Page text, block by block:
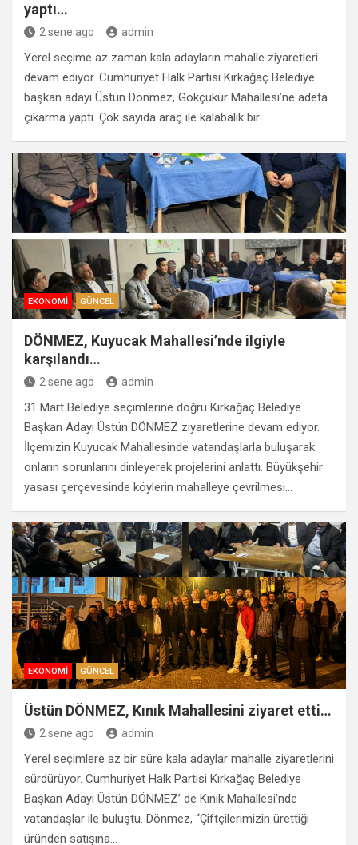
yaptı…
2 sene ago admin
Yerel seçime az zaman kala adayların mahalle ziyaretleri
devam ediyor. Cumhuriyet Halk Partisi Kırkağaç Belediye
başkan adayı Üstün Dönmez, Gökçukur Mahallesi’ne adeta
çıkarma yaptı. Çok sayıda araç ile kalabalık bir…
EKONOMI GÜNCEL
DÖNMEZ, Kuyucak Mahallesi’nde ilgiyle
karşılandı…
2 sene ago admin
31 Mart Belediye seçimlerine doğru Kırkağaç Belediye
Başkan Adayı Üstün DÖNMEZ ziyaretlerine devam ediyor.
İlçemizin Kuyucak Mahallesinde vatandaşlarla buluşarak
onların sorunlarını dinleyerek projelerini anlattı. Büyükşehir
yasası çerçevesinde köylerin mahalleye çevrilmesi…
EKONOMI GÜNCEL
Üstün DÖNMEZ, Kınık Mahallesini ziyaret etti…
2 sene ago admin
Yerel seçimlere az bir süre kala adaylar mahalle ziyaretlerini
sürdürüyor. Cumhuriyet Halk Partisi Kırkağaç Belediye
Başkan Adayı Üstün DÖNMEZ’ de Kınık Mahallesi’nde
vatandaşlar ile buluştu. Dönmez, “Çiftçilerimizin ürettiği
üründen satışına…